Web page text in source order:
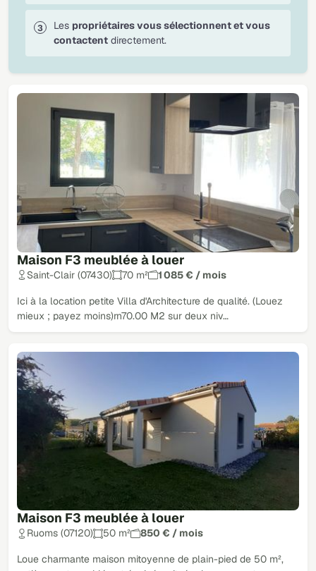
Maison F3 meublée à louer
Saint-Clair (07430) 70 m² 1 085 € / mois
Ici à la location petite Villa d'Architecture de qualité. (Louez
mieux ; payez moins)rn70.00 M2 sur deux niv…
Maison F3 meublée à louer
Ruoms (07120) 50 m² 850 € / mois
Loue charmante maison mitoyenne de plain-pied de 50 m²,
Les propriétaires vous sélectionnent et vous
contactent directement.